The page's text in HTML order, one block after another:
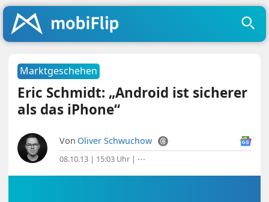
Marktgeschehen
Eric Schmidt: „Android ist sicherer
als das iPhone“
Von Oliver Schwuchow
08.10.13 | 15:03 Uhr | ⋯